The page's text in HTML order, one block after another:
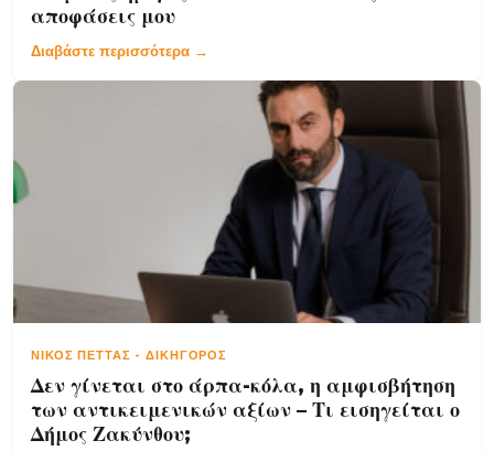
αποφάσεις μου
Διαβάστε περισσότερα →
ΝΊΚΟΣ ΠΈΤΤΑΣ -ΔΙΚΗΓΌΡΟΣ
Δεν γίνεται στο άρπα-κόλα, η αμφισβήτηση
των αντικειμενικών αξίων – Τι εισηγείται ο
Δήμος Ζακύνθου;